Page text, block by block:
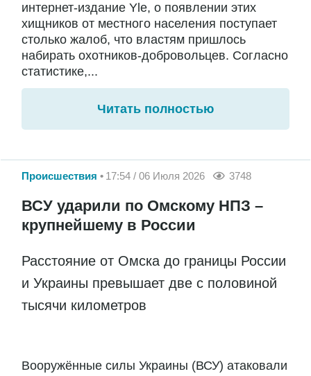
интернет-издание Yle, о появлении этих
хищников от местного населения поступает
столько жалоб, что властям пришлось
набирать охотников-добровольцев. Согласно
статистике,...
Читать полностью
Происшествия 17:54 / 06 Июля 2026 3748
ВСУ ударили по Омскому НПЗ –
крупнейшему в России
Расстояние от Омска до границы России
и Украины превышает две с половиной
тысячи километров
Вооружённые силы Украины (ВСУ) атаковали